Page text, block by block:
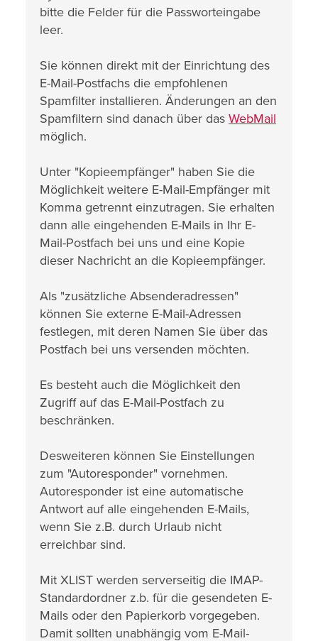
bitte die Felder für die Passworteingabe
leer.
Sie können direkt mit der Einrichtung des
E-Mail-Postfachs die empfohlenen
Spamfilter installieren. Änderungen an den
Spamfiltern sind danach über das WebMail
möglich.
Unter "Kopieempfänger" haben Sie die
Möglichkeit weitere E-Mail-Empfänger mit
Komma getrennt einzutragen. Sie erhalten
dann alle eingehenden E-Mails in Ihr E-
Mail-Postfach bei uns und eine Kopie
dieser Nachricht an die Kopieempfänger.
Als "zusätzliche Absenderadressen"
können Sie externe E-Mail-Adressen
festlegen, mit deren Namen Sie über das
Postfach bei uns versenden möchten.
Es besteht auch die Möglichkeit den
Zugriff auf das E-Mail-Postfach zu
beschränken.
Desweiteren können Sie Einstellungen
zum "Autoresponder" vornehmen.
Autoresponder ist eine automatische
Antwort auf alle eingehenden E-Mails,
wenn Sie z.B. durch Urlaub nicht
erreichbar sind.
Mit XLIST werden serverseitig die IMAP-
Standardordner z.b. für die gesendeten E-
Mails oder den Papierkorb vorgegeben.
Damit sollten unabhängig vom E-Mail-